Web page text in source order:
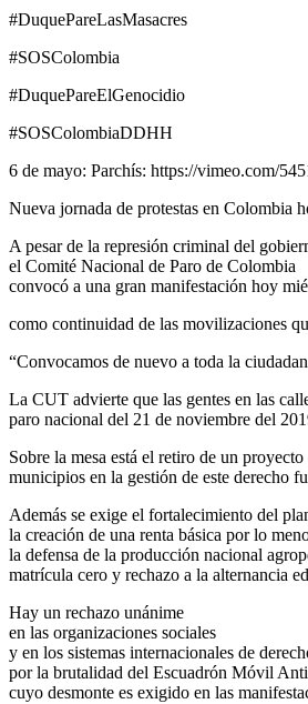
#DuquePareLasMasacres
#SOSColombia
#DuquePareElGenocidio
#SOSColombiaDDHH
6 de mayo: Parchís: https://vimeo.com/
Nueva jornada de protestas en Colombia
A pesar de la represión criminal del
el Comité Nacional de Paro de Colombia
convocó a una gran manifestación hoy
como continuidad de las movilizaciones
“Convocamos de nuevo a toda la
La CUT advierte que las gentes en las
paro nacional del 21 de noviembre del
Sobre la mesa está el retiro de un
municipios en la gestión de este derecho
Además se exige el fortalecimiento del
la creación de una renta básica por lo
la defensa de la producción nacional
matrícula cero y rechazo a la alternancia
Hay un rechazo unánime
en las organizaciones sociales
y en los sistemas internacionales de
por la brutalidad del Escuadrón Móvil
cuyo desmonte es exigido en las